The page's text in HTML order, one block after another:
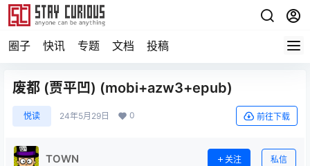
圈子 快讯 专题 文档 投稿
废都 (贾平凹) (mobi+azw3+epub)
悦读 24年5月29日 0 前往下载
TOWN 关注 私信